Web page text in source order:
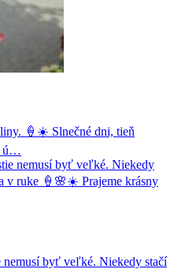
🍦☀️ Slnečné dni, tieň
ú…
nemusí byť veľké. Niekedy stačí